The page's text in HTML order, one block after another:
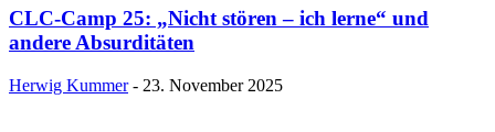
CLC-Camp 25: „Nicht stören – ich lerne“ und
andere Absurditäten
Herwig Kummer - 23. November 2025